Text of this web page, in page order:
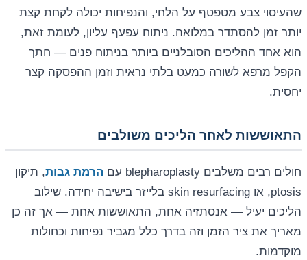
שהעיסוי צבע מטפטף על הלחי, והנפיחות יכולה לקחת קצת
יותר זמן להסתדר במלואה. ניתוח עפעף עליון, לעומת זאת,
הוא אחד ההליכים הסובלניים ביותר בניתוח פנים — חתך
הקפל מרפא לשורה כמעט בלתי נראית וזמן ההפסקה קצר
יחסית.
התאוששות לאחר הליכים משולבים
חולים רבים משלבים blepharoplasty עם הרמת גבות, תיקון
ptosis, או skin resurfacing בלייזר בישיבה יחידה. שילוב
הליכים יעיל — אנסתזיה אחת, התאוששות אחת — אך זה כן
מאריך את ציר הזמן וזה בדרך כלל מגביר נפיחות וכחולות
מוקדמות.